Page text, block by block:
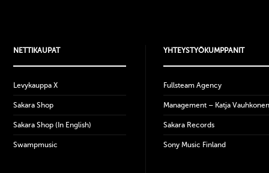
NETTIKAUPAT
Levykauppa X
Sakara Shop
Sakara Shop (In English)
Swampmusic
YHTEYSTYÖKUMPPANIT
Fullsteam Agency
Management – Katja Vauhkonen
Sakara Records
Sony Music Finland